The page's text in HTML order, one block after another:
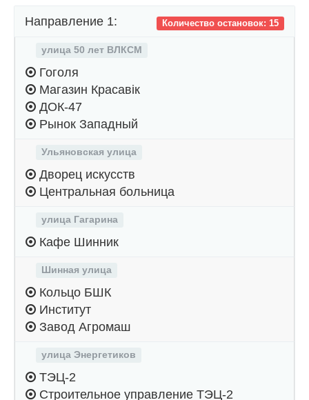
Количество остановок: 15
Направление 1:
улица 50 лет ВЛКСМ
Гоголя
Магазин Красавiк
ДОК-47
Рынок Западный
Ульяновская улица
Дворец искусств
Центральная больница
улица Гагарина
Кафе Шинник
Шинная улица
Кольцо БШК
Институт
Завод Агромаш
улица Энергетиков
ТЭЦ-2
Строительное управление ТЭЦ-2